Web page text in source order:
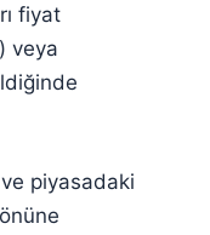
fiyat
veya
ve piyasadaki